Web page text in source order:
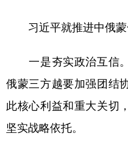
English Español
Deutsch
习近平就推进中俄蒙
一是夯实政治互信。
俄蒙三方越要加强团结
此核心利益和重大关切
坚实战略依托。